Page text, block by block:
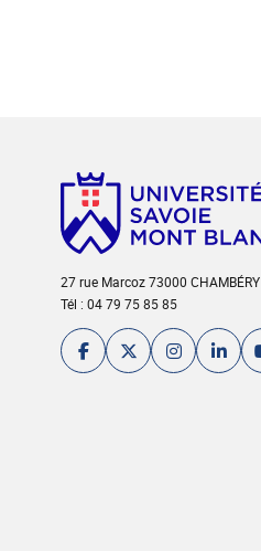
27 rue Marcoz 73000 CHAMBÉRY
Tél : 04 79 75 85 85